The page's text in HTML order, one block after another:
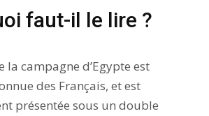
faut-il le lire ?
la campagne d’Egypte est
des Français, et est
présentée sous un double